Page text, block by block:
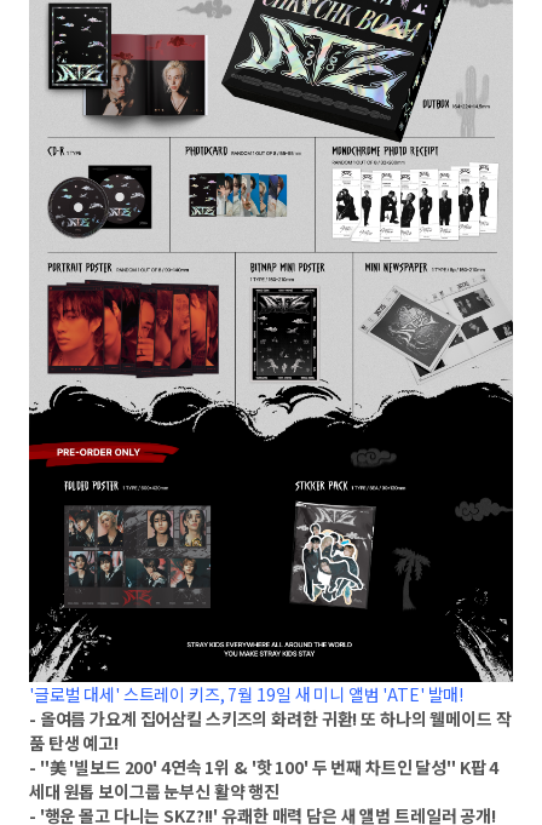
'글로벌 대세' 스트레이 키즈, 7월 19일 새 미니 앨범 'ATE' 발매!
- 올여름 가요계 집어삼킬 스키즈의 화려한 귀환! 또 하나의 웰메이드 작
품 탄생 예고!
- "美 '빌보드 200' 4연속 1위 & '핫 100' 두 번째 차트인 달성" K팝 4
세대 원톱 보이그룹 눈부신 활약 행진
- '행운 몰고 다니는 SKZ?!!' 유쾌한 매력 담은 새 앨범 트레일러 공개!